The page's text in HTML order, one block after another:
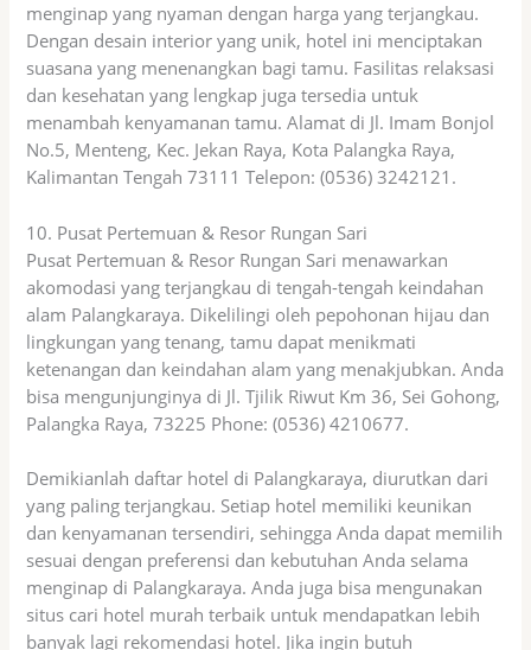
menginap yang nyaman dengan harga yang terjangkau.
Dengan desain interior yang unik, hotel ini menciptakan
suasana yang menenangkan bagi tamu. Fasilitas relaksasi
dan kesehatan yang lengkap juga tersedia untuk
menambah kenyamanan tamu. Alamat di Jl. Imam Bonjol
No.5, Menteng, Kec. Jekan Raya, Kota Palangka Raya,
Kalimantan Tengah 73111 Telepon: (0536) 3242121.
10. Pusat Pertemuan & Resor Rungan Sari
Pusat Pertemuan & Resor Rungan Sari menawarkan
akomodasi yang terjangkau di tengah-tengah keindahan
alam Palangkaraya. Dikelilingi oleh pepohonan hijau dan
lingkungan yang tenang, tamu dapat menikmati
ketenangan dan keindahan alam yang menakjubkan. Anda
bisa mengunjunginya di Jl. Tjilik Riwut Km 36, Sei Gohong,
Palangka Raya, 73225 Phone: (0536) 4210677.
Demikianlah daftar hotel di Palangkaraya, diurutkan dari
yang paling terjangkau. Setiap hotel memiliki keunikan
dan kenyamanan tersendiri, sehingga Anda dapat memilih
sesuai dengan preferensi dan kebutuhan Anda selama
menginap di Palangkaraya. Anda juga bisa mengunakan
situs cari hotel murah terbaik untuk mendapatkan lebih
banyak lagi rekomendasi hotel. Jika ingin butuh